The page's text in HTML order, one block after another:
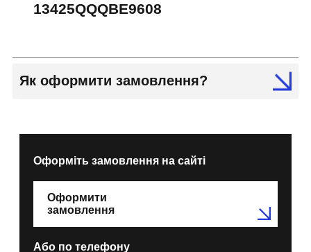
13425QQQBE9608
Як оформити замовлення?
Оформіть замовлення на сайті
Оформити
замовлення
Або по телефону